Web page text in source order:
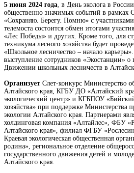
5 июня 2024 года , в День эколога в
общественно значимых событий в рамках
«Сохраняю. Берегу. Помню» с
телемоста состоится обмен итогами
«Лес Победы» и других. Кроме того, для
техникума лесного хозяйства будет
«Школьное лесничество – начало
выступление сотрудников «Экостанции»
Движении школьных лесничеств в
Организует Слет-конкурс Министерство
Алтайского края, КГБУ ДО «Алтайский
экологический центр» и КГБПОУ
хозяйства» при поддержке Министерства
экологии Алтайского края. Партнерами
холдинговая компания «Алтайлес», ФБУ
Алтайского края», филиал ФГБУ
Краевая экологическая общественная
родина», региональное отделение
государственного движения детей и
Алтайского края.